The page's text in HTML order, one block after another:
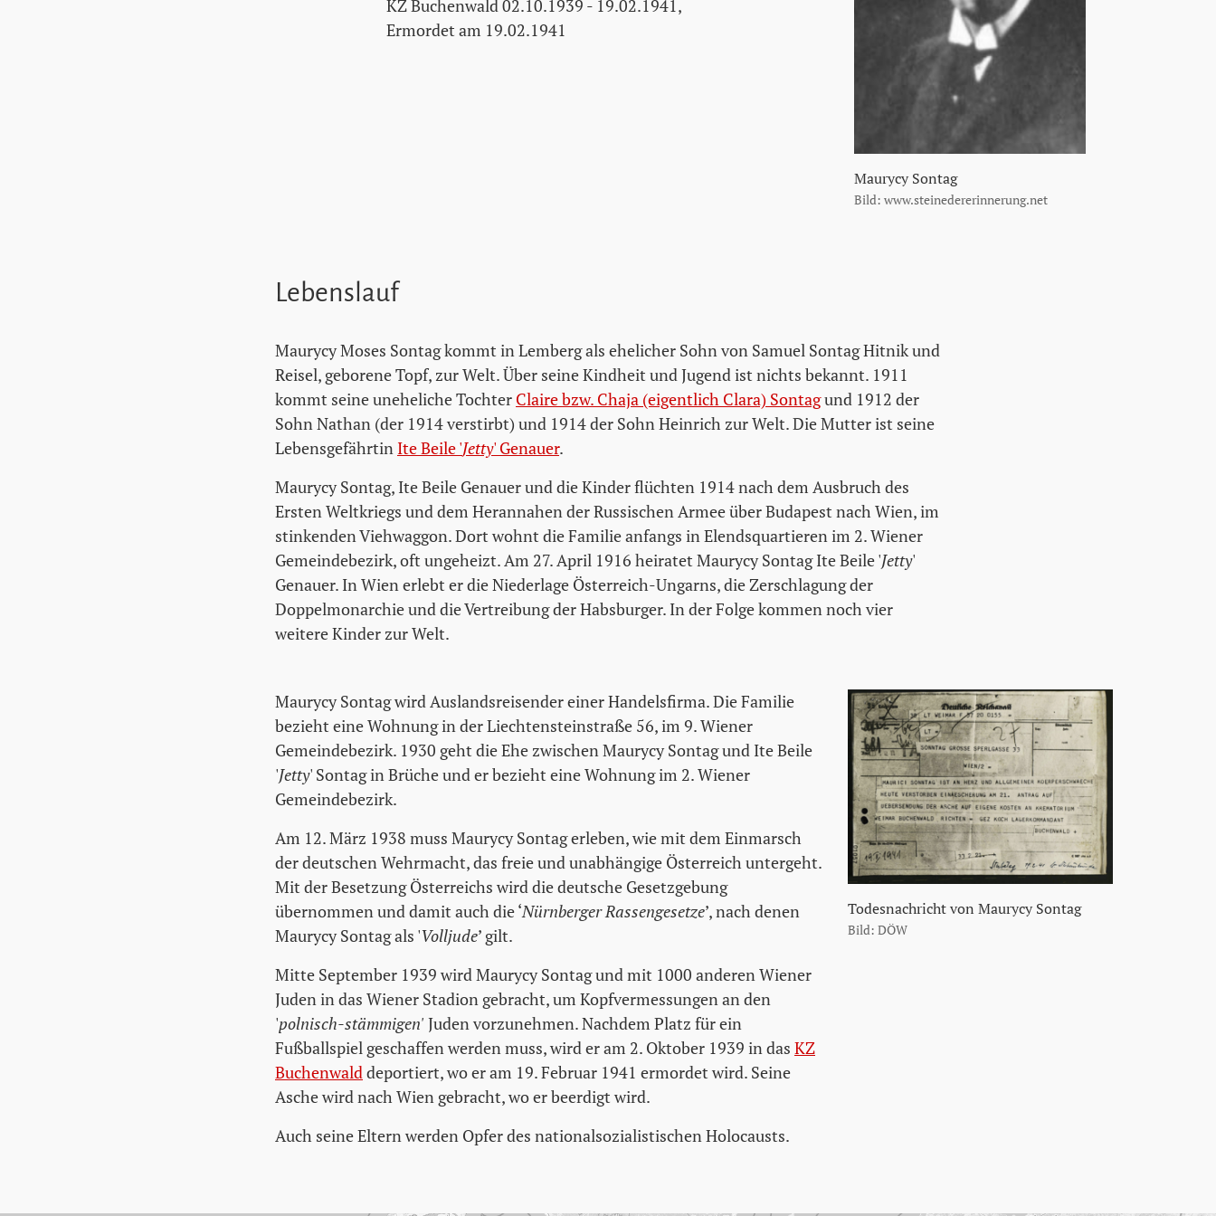
Maurycy Sontag
Bild: www.steinedererinnerung.net
KZ Buchenwald 02.10.1939 - 19.02.1941,
Ermordet am 19.02.1941
Lebenslauf
Maurycy Moses Sontag kommt in Lemberg als ehelicher Sohn von Samuel Sontag Hitnik und
Reisel, geborene Topf, zur Welt. Über seine Kindheit und Jugend ist nichts bekannt. 1911
kommt seine uneheliche Tochter Claire bzw. Chaja (eigentlich Clara) Sontagund 1912 der
Sohn Nathan (der 1914 verstirbt) und 1914 der Sohn Heinrich zur Welt. Die Mutter ist seine
Lebensgefährtin Ite Beile 'Jetty' Genauer.
Maurycy Sontag, Ite Beile Genauer und die Kinder flüchten 1914 nach dem Ausbruch des
Ersten Weltkriegs und dem Herannahen der Russischen Armee über Budapest nach Wien, im
stinkenden Viehwaggon. Dort wohnt die Familie anfangs in Elendsquartieren im 2. Wiener
Gemeindebezirk, oft ungeheizt. Am 27. April 1916 heiratet Maurycy Sontag Ite Beile 'Jetty'
Genauer. In Wien erlebt er die Niederlage Österreich-Ungarns, die Zerschlagung der
Doppelmonarchie und die Vertreibung der Habsburger. In der Folge kommen noch vier
weitere Kinder zur Welt.
Maurycy Sontag wird Auslandsreisender einer Handelsfirma. Die Familie
bezieht eine Wohnung in der Liechtensteinstraße 56, im 9. Wiener
Gemeindebezirk. 1930 geht die Ehe zwischen Maurycy Sontag und Ite Beile
'Jetty' Sontag in Brüche und er bezieht eine Wohnung im 2. Wiener
Gemeindebezirk.
Am 12. März 1938 muss Maurycy Sontag erleben, wie mit dem Einmarsch
der deutschen Wehrmacht, das freie und unabhängige Österreich untergeht.
Mit der Besetzung Österreichs wird die deutsche Gesetzgebung
übernommen und damit auch die ‘Nürnberger Rassengesetze’, nach denen
Maurycy Sontag als 'Volljude’ gilt.
Mitte September 1939 wird Maurycy Sontag und mit 1000 anderen Wiener
Juden in das Wiener Stadion gebracht, um Kopfvermessungen an den
'polnisch-stämmigen' Juden vorzunehmen. Nachdem Platz für ein
Fußballspiel geschaffen werden muss, wird er am 2. Oktober 1939 in das KZ
Buchenwalddeportiert, wo er am 19. Februar 1941 ermordet wird. Seine
Asche wird nach Wien gebracht, wo er beerdigt wird.
Auch seine Eltern werden Opfer des nationalsozialistischen Holocausts.
Todesnachricht von Maurycy Sontag
Bild: DÖW